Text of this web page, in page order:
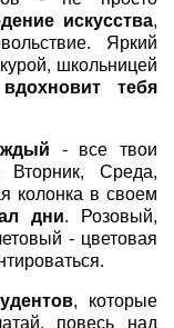
искусства,
Яркий
школьницей
вдохновит тебя
- все твои
Вторник, Среда,
колонка в своем
дни. Розовый,
- цветовая
, которые
повесь над